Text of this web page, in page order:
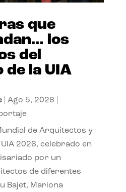
que
los
del
la UIA
| Ago 5, 2026
de Arquitectos y
2026, celebrado en
por un
de diferentes
Bajet, Mariona